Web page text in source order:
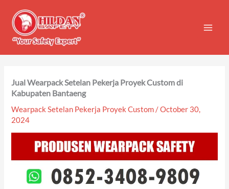
content
Jual Wearpack Setelan Pekerja Proyek Custom di
Kabupaten Bantaeng
Wearpack Setelan Pekerja Proyek Custom/October 30,
2024